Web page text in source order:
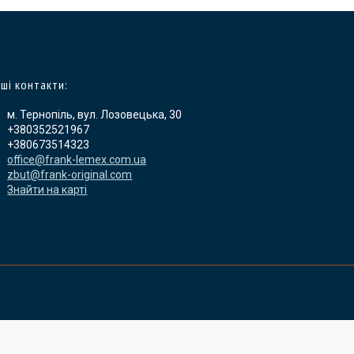
контакти:
м. Тернопіль, вул. Лозовецька, 30
+380352521967
+380673514323
office@frank-lemex.com.ua
zbut@frank-original.com
Знайти на карті